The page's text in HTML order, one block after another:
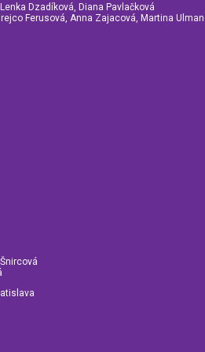
Dzadíková, Diana Pavlačková
Ferusová, Anna Zajacová, Martina